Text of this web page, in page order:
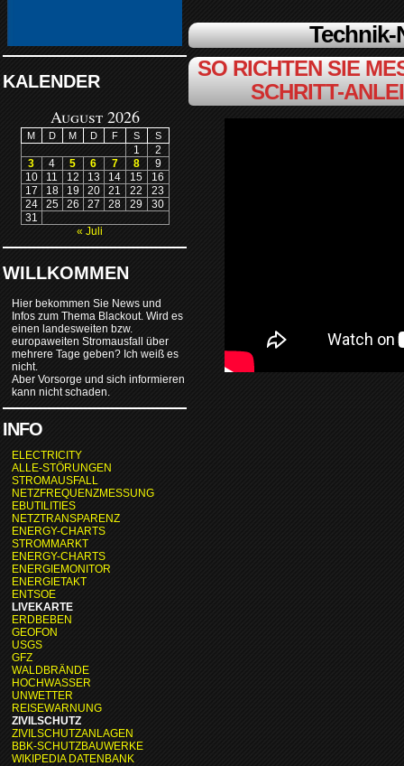
KALENDER
August 2026
M D M D F S S
1
2
3
4 5 6 7 8
9
10
11 12 13 14 15
16
17
18 19 20 21 22
23
24
25 26 27 28 29
30
31
« Juli
WILLKOMMEN
Hier bekommen Sie News und
Infos zum Thema Blackout. Wird es
einen landesweiten bzw.
europaweiten Stromausfall über
mehrere Tage geben? Ich weiß es
nicht.
Aber Vorsorge und sich informieren
kann nicht schaden.
INFO
ELECTRICITY
ALLE-STÖRUNGEN
STROMAUSFALL
NETZFREQUENZMESSUNG
EBUTILITIES
NETZTRANSPARENZ
ENERGY-CHARTS
STROMMARKT
ENERGY-CHARTS
ENERGIEMONITOR
ENERGIETAKT
ENTSOE
LIVEKARTE
ERDBEBEN
GEOFON
USGS
GFZ
WALDBRÄNDE
HOCHWASSER
UNWETTER
REISEWARNUNG
ZIVILSCHUTZ
ZIVILSCHUTZANLAGEN
BBK-SCHUTZBAUWERKE
WIKIPEDIA DATENBANK
SO RICHTEN SIE
SCHRITT-